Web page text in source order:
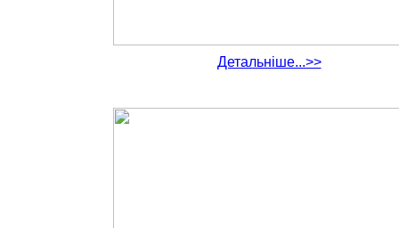
Детальніше...>>